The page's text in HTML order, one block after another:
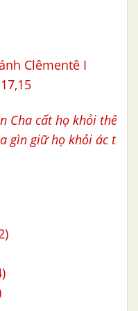
Clêmentê I
Cha cất họ khỏi thế
gìn giữ họ khỏi ác